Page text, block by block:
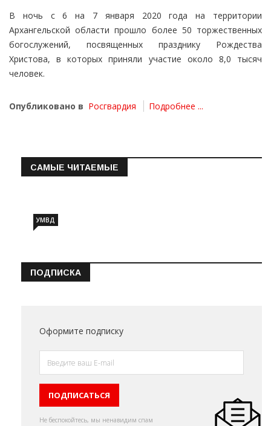
В ночь с 6 на 7 января 2020 года на территории
Архангельской области прошло более 50 торжественных
богослужений, посвященных празднику Рождества
Христова, в которых приняли участие около 8,0 тысяч
человек.
Опубликовано в Росгвардия Подробнее ...
САМЫЕ ЧИТАЕМЫЕ
УМВД
ПОДПИСКА
Оформите подписку
Не беспокойтесь, мы ненавидим спам